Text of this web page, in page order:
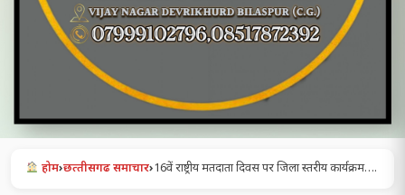
होम›छत्‍तीसगढ समाचार›16वें राष्ट्रीय मतदाता दिवस पर जिला स्तरीय कार्यक्रम….